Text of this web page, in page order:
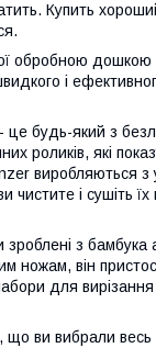
Купить
обробною
і
будь-який з
роликів, які
виробляються з
і сушіть їх
з бамбука
ножам, він
для
ви вибрали весь